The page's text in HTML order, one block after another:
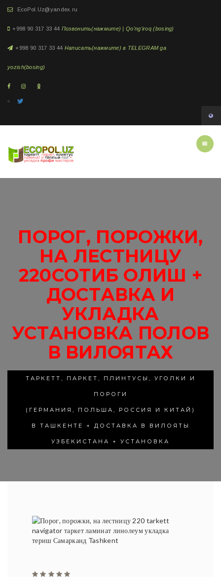
EcoPol.Uz@yandex.ru
+998 90 317 33 44 Позвонить(нажмите) | Qo'ng'iroq (bosing)
+998 90 317 33 44 Написать(нажмите) в TELEGRAM ga
yozish(bosing)
ПОРОГ, ПОРОЖКИ,
НА ЛЕСТНИЦУ
220СОТИБ ОЛИШ +
ДОСТАВКА И
УКЛАДКА
УСТАНОВКА ПОЛОВ
В ВИЛОЯТАХ
ТАРКЕТТ, ПАРКЕТ, ПЛИНТУСЫ, УГОЛКИ И
ПОРОГИ
(ГЕРМАНИЯ, ПОЛЬША, РОССИЯ И КИТАЙ)
В ТАШКЕНТЕ + ДОСТАВКА В ВИЛОЯТЫ
УЗБЕКИСТАНА + УСТАНОВКА